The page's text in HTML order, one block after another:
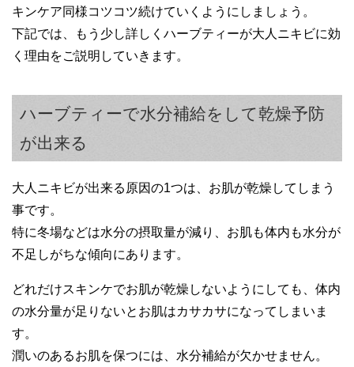
キンケア同様コツコツ続けていくようにしましょう。
下記では、もう少し詳しくハーブティーが大人ニキビに効
く理由をご説明していきます。
ハーブティーで水分補給をして乾燥予防
が出来る
大人ニキビが出来る原因の1つは、お肌が乾燥してしまう
事です。
特に冬場などは水分の摂取量が減り、お肌も体内も水分が
不足しがちな傾向にあります。
どれだけスキンケでお肌が乾燥しないようにしても、体内
の水分量が足りないとお肌はカサカサになってしまいま
す。
潤いのあるお肌を保つには、水分補給が欠かせません。